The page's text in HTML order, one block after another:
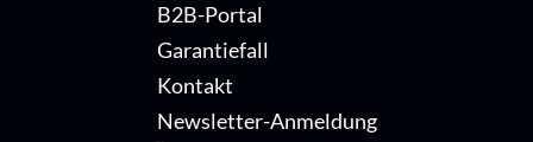
B2B-Portal
Garantiefall
Kontakt
Newsletter-Anmeldung